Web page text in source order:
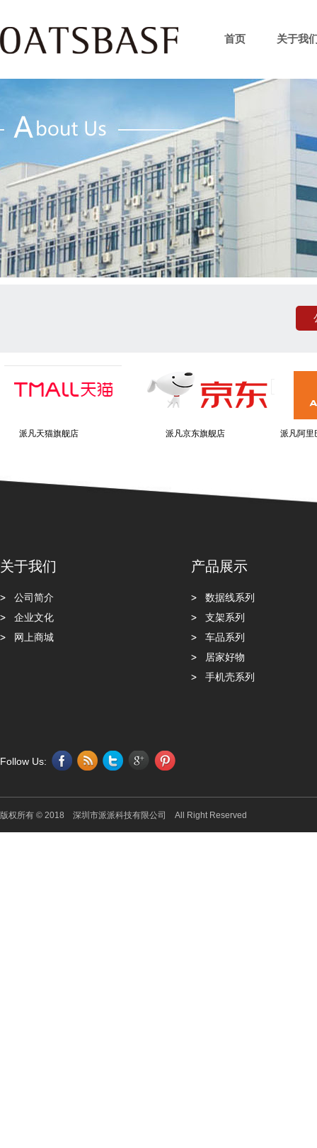
首页 关于我
派凡天猫旗舰店 派凡京东旗舰店 派凡阿
关于我们
公司简介
企业文化
网上商城
产品展示
数据线系列
支架系列
车品系列
居家好物
手机壳系列
Follow Us:
版权所有 © 2018 深圳市派派科技有限公司 All Right Reserved